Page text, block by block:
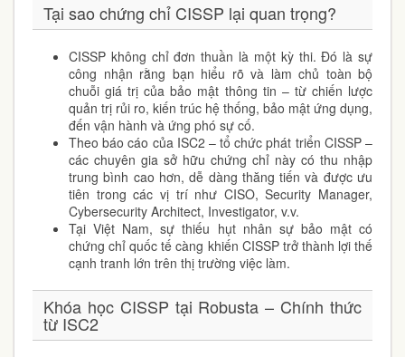
Tại sao chứng chỉ CISSP lại quan trọng?
CISSP không chỉ đơn thuần là một kỳ thi. Đó là sự
công nhận rằng bạn hiểu rõ và làm chủ toàn bộ
chuỗi giá trị của bảo mật thông tin – từ chiến lược
quản trị rủi ro, kiến trúc hệ thống, bảo mật ứng dụng,
đến vận hành và ứng phó sự cố.
Theo báo cáo của ISC2 – tổ chức phát triển CISSP –
các chuyên gia sở hữu chứng chỉ này có thu nhập
trung bình cao hơn, dễ dàng thăng tiến và được ưu
tiên trong các vị trí như CISO, Security Manager,
Cybersecurity Architect, Investigator, v.v.
Tại Việt Nam, sự thiếu hụt nhân sự bảo mật có
chứng chỉ quốc tế càng khiến CISSP trở thành lợi thế
cạnh tranh lớn trên thị trường việc làm.
Khóa học CISSP tại Robusta – Chính thức
từ ISC2